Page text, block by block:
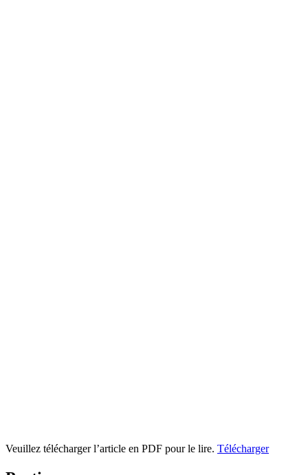
Veuillez télécharger l’article en PDF pour le lire. Télécharger